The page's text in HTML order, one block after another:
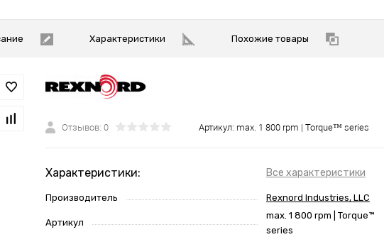
Характеристики Похожие товары
Отзывов: 0 Артикул: max. 1 800 rpm | Torque™ series
Характеристики: Все характеристики
Производитель Rexnord Industries, LLC
Артикул
max. 1 800 rpm | Torque™
series